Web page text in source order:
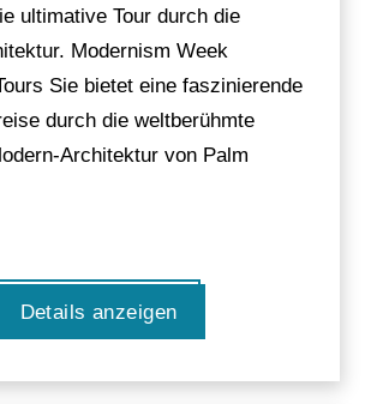
ultimative Tour durch die
Modernism Week
Sie bietet eine faszinierende
durch die weltberühmte
Architektur von Palm
Details anzeigen